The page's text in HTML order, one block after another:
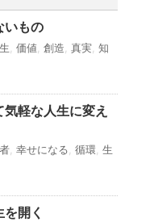
いもの
価値 創造 真実 知
軽な人生に変え
幸せになる 循環 生
開く